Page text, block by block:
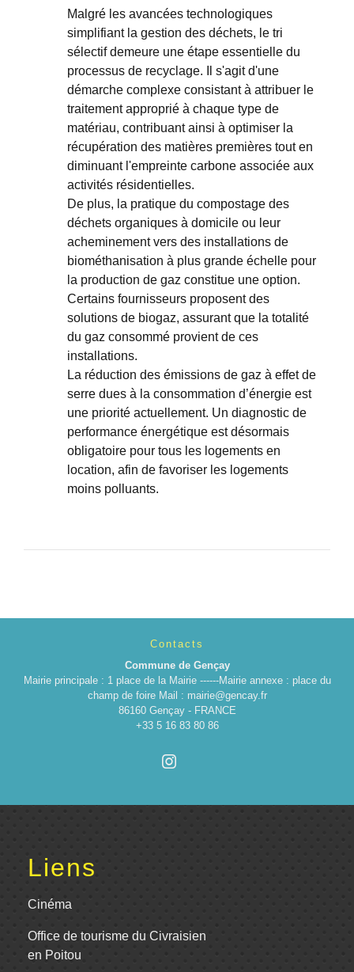
Malgré les avancées technologiques
simplifiant la gestion des déchets, le tri
sélectif demeure une étape essentielle du
processus de recyclage. Il s'agit d'une
démarche complexe consistant à attribuer le
traitement approprié à chaque type de
matériau, contribuant ainsi à optimiser la
récupération des matières premières tout en
diminuant l'empreinte carbone associée aux
activités résidentielles.
De plus, la pratique du compostage des
déchets organiques à domicile ou leur
acheminement vers des installations de
biométhanisation à plus grande échelle pour
la production de gaz constitue une option.
Certains fournisseurs proposent des
solutions de biogaz, assurant que la totalité
du gaz consommé provient de ces
installations.
La réduction des émissions de gaz à effet de
serre dues à la consommation d’énergie est
une priorité actuellement. Un diagnostic de
performance énergétique est désormais
obligatoire pour tous les logements en
location, afin de favoriser les logements
moins polluants.
Contacts
Commune de Gençay
Mairie principale : 1 place de la Mairie ------Mairie annexe : place du
champ de foire Mail : mairie@gencay.fr
86160 Gençay - FRANCE
+33 5 16 83 80 86
Liens
Cinéma
Office de tourisme du Civraisien
en Poitou